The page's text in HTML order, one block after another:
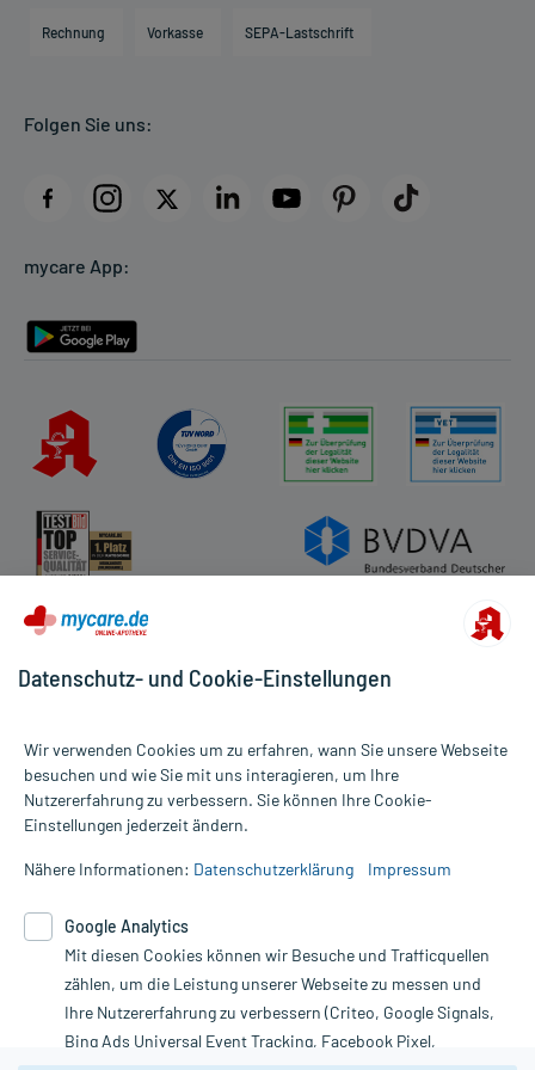
Direktabrechnung PKV
AGB
Datenschutz
Rückgabe/Widerruf
Rechnung Vorkasse SEPA-Lastschrift
Folgen Sie uns:
mycare App:
Alle Preise gelten inkl. MwSt., ggf. zzgl. Versandkosten
Informationen auf dieser Website werden ausschließlich für
die Untersuchung und Behandlung durch einen Arzt. Bitte
Therapien eingeleitet werden können. | Diese Webseite benutzt
Google Analytics. Lesen Sie bitte dazu die wichtigen Hinweise in
unserer Datenschutzerklärung. Für den Widerruf einer Bestellung
nutzen Sie das Formular:
Datenschutz- und Cookie-Einstellungen
Wir verwenden Cookies um zu erfahren, wann Sie unsere Webseite
besuchen und wie Sie mit uns interagieren, um Ihre
Nutzererfahrung zu verbessern. Sie können Ihre Cookie-
Einstellungen jederzeit ändern.
Nähere Informationen: Datenschutzerklärung Impressum
Google Analytics
Mit diesen Cookies können wir Besuche und Trafficquellen
zählen, um die Leistung unserer Webseite zu messen und
Ihre Nutzererfahrung zu verbessern (Criteo, Google Signals,
Bing Ads Universal Event Tracking, Facebook Pixel,